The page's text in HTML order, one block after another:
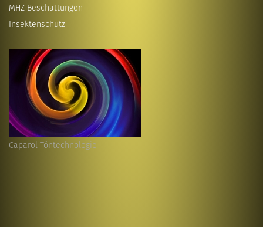
MHZ Beschattungen
Insektenschutz
Caparol Töntechnologie